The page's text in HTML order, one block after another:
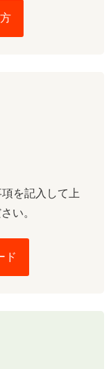
を記入して上
い。
ド